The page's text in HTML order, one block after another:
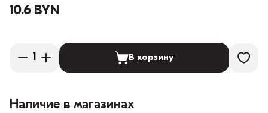
10.6 BYN
В корзину
Наличие в магазинах